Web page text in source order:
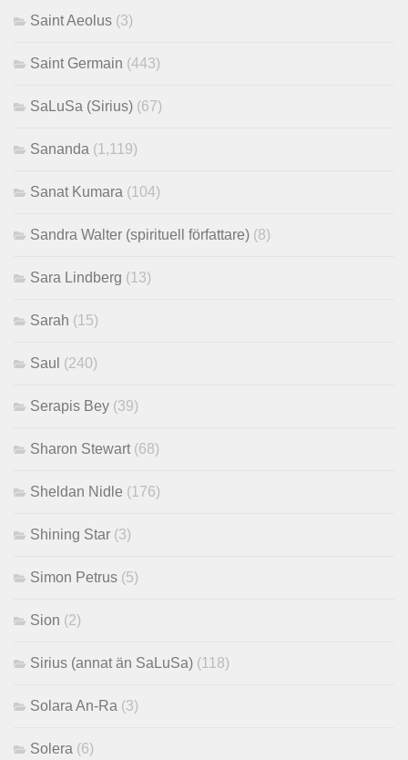
Saint Aeolus (3)
Saint Germain (443)
SaLuSa (Sirius) (67)
Sananda (1,119)
Sanat Kumara (104)
Sandra Walter (spirituell författare) (8)
Sara Lindberg (13)
Sarah (15)
Saul (240)
Serapis Bey (39)
Sharon Stewart (68)
Sheldan Nidle (176)
Shining Star (3)
Simon Petrus (5)
Sion (2)
Sirius (annat än SaLuSa) (118)
Solara An-Ra (3)
Solera (6)